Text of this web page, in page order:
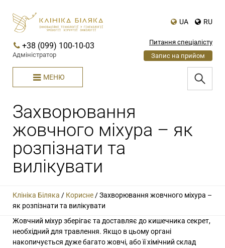
UA RU
+38 (099) 100-10-03
Адміністратор
Питання спеціалісту
Запис на прийом
МЕНЮ
Захворювання
жовчного міхура – як
розпізнати та
вилікувати
Клініка Біляка / Корисне/Захворювання жовчного міхура –
як розпізнати та вилікувати
Жовчний міхур зберігає та доставляє до кишечника секрет,
необхідний для травлення. Якщо в цьому органі
накопичується дуже багато жовчі, або її хімічний склад